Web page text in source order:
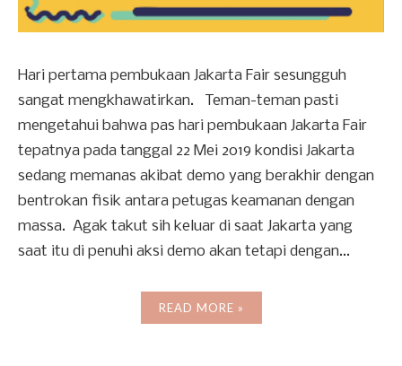
Hari pertama pembukaan Jakarta Fair sesungguh
sangat mengkhawatirkan. Teman-teman pasti
mengetahui bahwa pas hari pembukaan Jakarta Fair
tepatnya pada tanggal 22 Mei 2019 kondisi Jakarta
sedang memanas akibat demo yang berakhir dengan
bentrokan fisik antara petugas keamanan dengan
massa. Agak takut sih keluar di saat Jakarta yang
saat itu di penuhi aksi demo akan tetapi dengan...
READ MORE »